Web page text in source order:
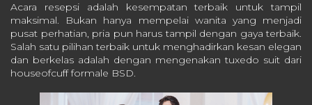
Acara resepsi adalah kesempatan terbaik untuk tampil
maksimal. Bukan hanya mempelai wanita yang menjadi
pusat perhatian, pria pun harus tampil dengan gaya terbaik.
Salah satu pilihan terbaik untuk menghadirkan kesan elegan
dan berkelas adalah dengan mengenakan tuxedo suit dari
houseofcuff formale BSD.